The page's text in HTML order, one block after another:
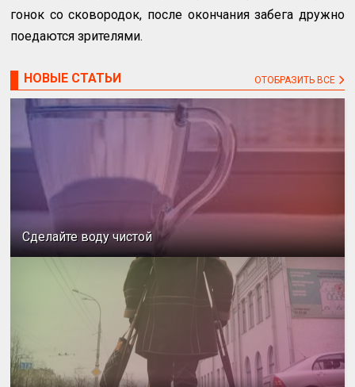
гонок со сковородок, после окончания забега дружно
поедаются зрителями.
НОВЫЕ СТАТЬИ ОТОБРАЗИТЬ ВСЕ
Сделайте воду чистой